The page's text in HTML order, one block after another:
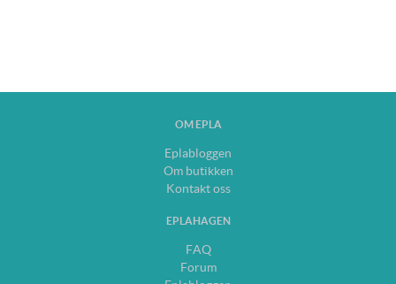
OM EPLA
Eplabloggen
Om butikken
Kontakt oss
EPLAHAGEN
FAQ
Forum